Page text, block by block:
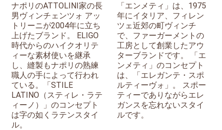
ナポリのATTOLINI家の長
男ヴィンチェンツォ アッ
トリーニが2004年に立ち
上げたブランド。 ELIGO
時代からのハイクオリテ
ィーな素材使いを継承
し、縫製もナポリの熟練
職人の手によって行われ
ている。「STILE
LATINO（スティレ・ラテ
ィーノ）」のコンセプト
は字の如くラテンスタイ
ル。
「エンメティ」は、1975
年にイタリア、フィレン
ツェ近郊の町ヴィンチ
で、ファーガーメントの
工房として創業したアウ
ターブランドです。 「エ
ンメティ」のコンセプト
は、「エレガンテ・スポ
ルティーヴォ」。 スポー
ティーでありながらエレ
ガンスを忘れないスタイ
ルです。